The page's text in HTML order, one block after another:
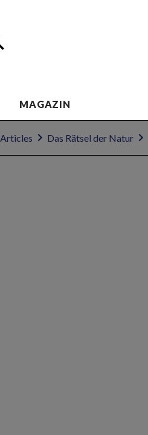
MAGAZIN
Articles Das Rätsel der Natur